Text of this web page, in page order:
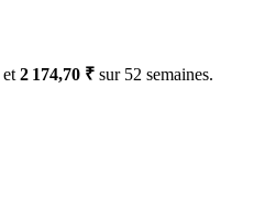
et 2 174,70 ₹ sur 52 semaines.